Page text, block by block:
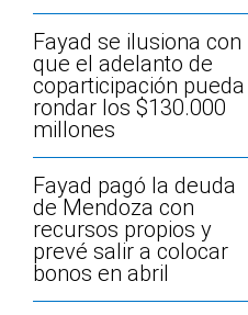
Fayad se ilusiona con
que el adelanto de
coparticipación pueda
rondar los $130.000
millones
Fayad pagó la deuda
de Mendoza con
recursos propios y
prevé salir a colocar
bonos en abril